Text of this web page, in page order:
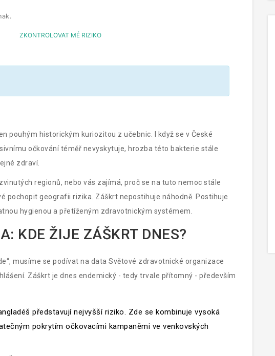
ZKONTROLOVAT MÉ RIZIKO
pouhým historickým kuriozitou z učebnic. I když se v České
očkování téměř nevyskytuje, hrozba této bakterie stále
zdraví.
regionů, nebo vás zajímá, proč se na tuto nemoc stále
pochopit geografii rizika. Záškrt nepostihuje náhodně. Postihuje
hygienou a přetíženým zdravotnickým systémem.
KDE ŽIJE ZÁŠKRT DNES?
musíme se podívat na data Světové zdravotnické organizace
Záškrt je dnes endemický - tedy trvale přítomný - především
představují nejvyšší riziko. Zde se kombinuje vysoká
pokrytím očkovacími kampaněmi ve venkovských